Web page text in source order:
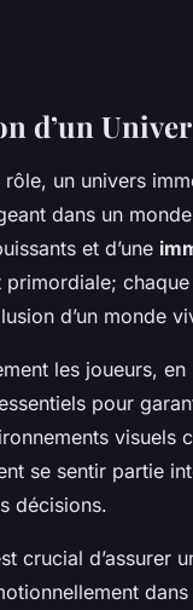
d’un
un univers
dans un
et d’une
primordiale;
d’un monde
les joueurs,
pour
visuels
se sentir partie
décisions.
crucial d’assurer